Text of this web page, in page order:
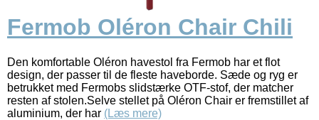
Fermob Oléron Chair Chili
Den komfortable Oléron havestol fra Fermob har et flot
design, der passer til de fleste haveborde. Sæde og ryg er
betrukket med Fermobs slidstærke OTF-stof, der matcher
resten af stolen.Selve stellet på Oléron Chair er fremstillet af
aluminium, der har (Læs mere)